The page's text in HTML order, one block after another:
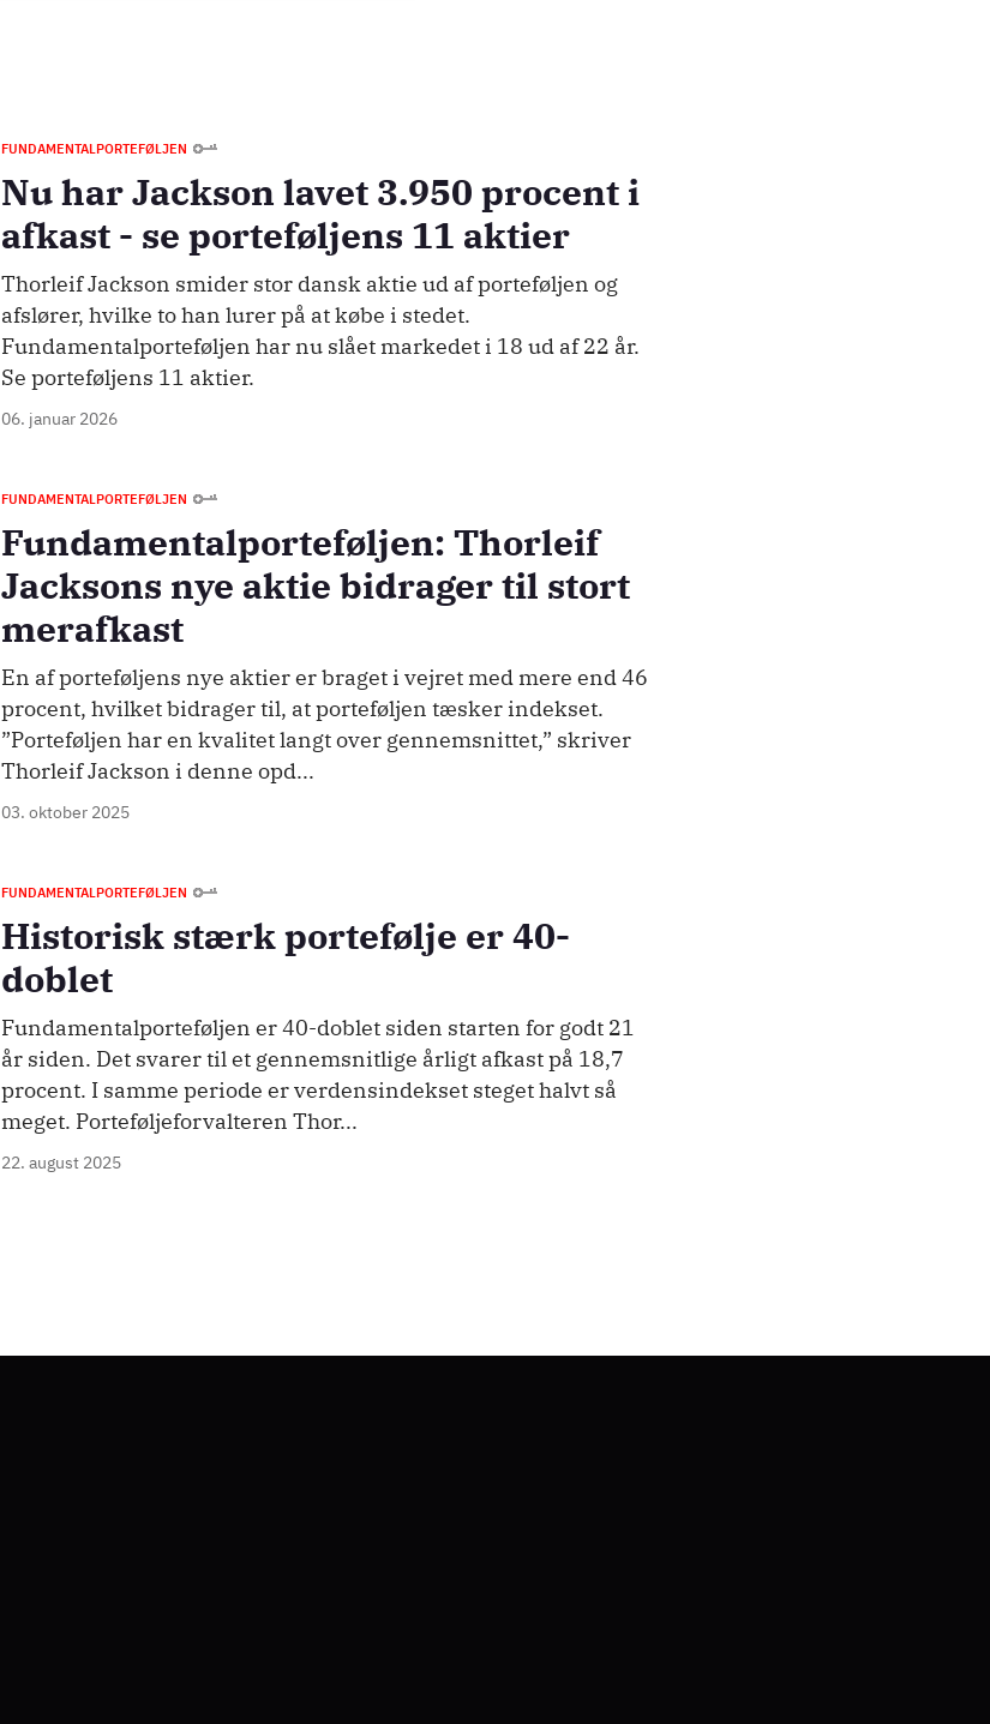
FUNDAMENTALPORTEFØLJEN
Nu har Jackson lavet 3.950 procent i
afkast - se porteføljens 11 aktier
Thorleif Jackson smider stor dansk aktie ud af porteføljen og
afslører, hvilke to han lurer på at købe i stedet.
Fundamentalporteføljen har nu slået markedet i 18 ud af 22 år.
Se porteføljens 11 aktier.
06. januar 2026
FUNDAMENTALPORTEFØLJEN
Fundamentalporteføljen: Thorleif
Jacksons nye aktie bidrager til stort
merafkast
En af porteføljens nye aktier er braget i vejret med mere end 46
procent, hvilket bidrager til, at porteføljen tæsker indekset.
”Porteføljen har en kvalitet langt over gennemsnittet,” skriver
Thorleif Jackson i denne opd...
03. oktober 2025
FUNDAMENTALPORTEFØLJEN
Historisk stærk portefølje er 40-
doblet
Fundamentalporteføljen er 40-doblet siden starten for godt 21
år siden. Det svarer til et gennemsnitlige årligt afkast på 18,7
procent. I samme periode er verdensindekset steget halvt så
meget. Porteføljeforvalteren Thor...
22. august 2025